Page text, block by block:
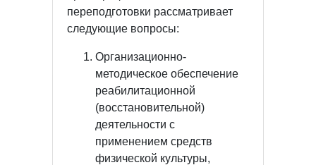
переподготовки рассматривает
следующие вопросы:
Организационно-
методическое обеспечение
реабилитационной
(восстановительной)
деятельности с
применением средств
физической культуры,